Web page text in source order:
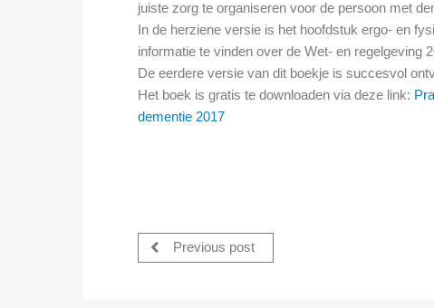
juiste zorg te organiseren voor de persoon met
In de herziene versie is het hoofdstuk ergo- en
informatie te vinden over de Wet- en regelgeving
De eerdere versie van dit boekje is succesvol
Het boek is gratis te downloaden via deze link:
dementie 2017
Previous post